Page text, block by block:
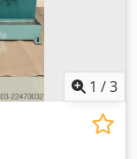
Pogonski sistem
Inlefx Ai Rjkr -
1 /3